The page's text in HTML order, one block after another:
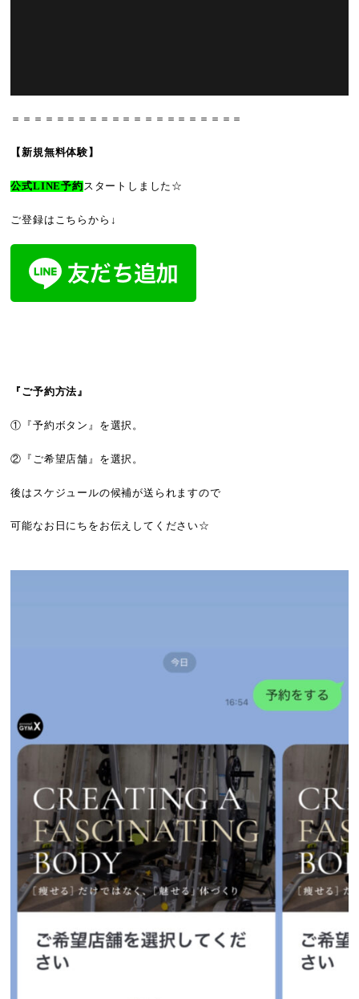
＝＝＝＝＝＝＝＝＝＝＝＝＝＝＝＝＝＝＝＝＝
【新規無料体験】
公式LINE予約スタートしました☆
ご登録はこちらから↓
『ご予約方法』
①『予約ボタン』を選択。
②『ご希望店舗』を選択。
後はスケジュールの候補が送られますので
可能なお日にちをお伝えしてください☆